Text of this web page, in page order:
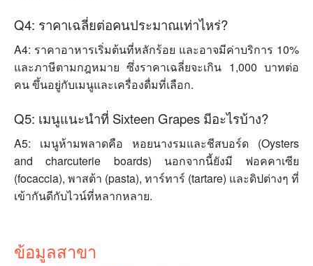
Q4: ราคาเฉลี่ยต่อคนประมาณเท่าไหร่?
A4: ราคาอาหารเริ่มต้นที่หลักร้อย และอาจมีค่าบริการ 10%
และภาษีตามกฎหมาย ซึ่งราคาเฉลี่ยจะเกิน 1,000 บาทต่อ
คน ขึ้นอยู่กับเมนูและเครื่องดื่มที่เลือก.
Q5: เมนูแนะนำที่ Sixteen Grapes มีอะไรบ้าง?
A5: เมนูห้ามพลาดคือ หอยนางรมและชีสบอร์ด (Oysters
and charcuterie boards) นอกจากนี้ยังมี ฟอคคาเซีย
(focaccia), พาสต้า (pasta), ทาร์ทาร์ (tartare) และดิปต่างๆ ที่
เข้ากันดีกับไวน์ที่หลากหลาย.
ข้อมูลสาขา